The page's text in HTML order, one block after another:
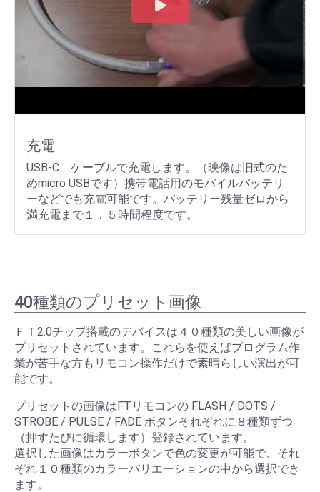
充電
USB-C ケーブルで充電します。（映像は旧式のた
めmicro USBです）携帯電話用のモバイルバッテリ
ーなどでも充電可能です。バッテリー残量ゼロから
満充電まで１．５時間程度です。
40種類のプリセット画像
ＦＴ2.0チップ搭載のデバイスは４０種類の美しい画像が
プリセットされています。これらを使えばプログラム作
業が苦手な方もリモコン操作だけで素晴らしい演出が可
能です。
プリセットの画像はFTリモコンの FLASH / DOTS /
STROBE / PULSE / FADE ボタンそれぞれに８種類ずつ
（押すたびに循環します）登録されています。
選択した画像はカラーボタンで色の変更が可能で、それ
ぞれ１０種類のカラーバリエーションの中から選択でき
ます。